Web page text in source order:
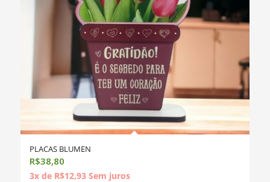
PLACAS BLUMEN
R$38,80
3x de R$12,93 Sem juros